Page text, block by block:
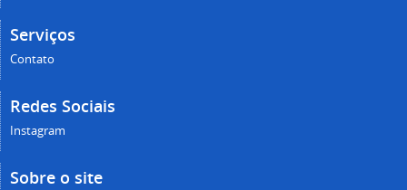
Serviços
Contato
Redes Sociais
Instagram
Sobre o site